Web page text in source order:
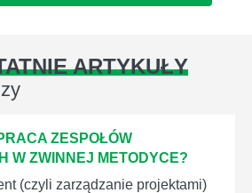
ARTYKUŁY
ZESPOŁÓW
W ZWINNEJ METODYCE?
(czyli zarządzanie projektami)